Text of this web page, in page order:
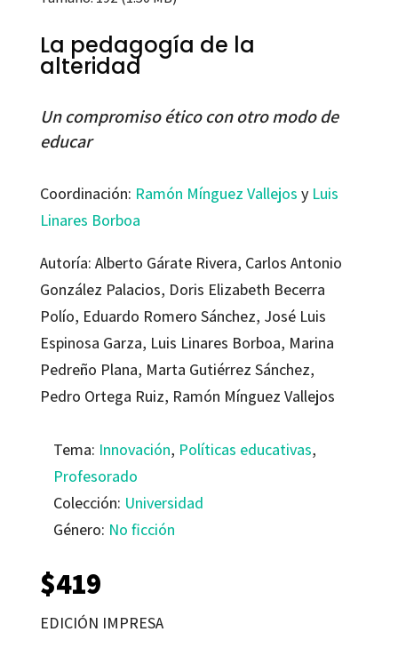
La pedagogía de la
alteridad
Un compromiso ético con otro modo de
educar
Coordinación: Ramón Mínguez Vallejos y Luis
Linares Borboa
Autoría: Alberto Gárate Rivera, Carlos Antonio
González Palacios, Doris Elizabeth Becerra
Polío, Eduardo Romero Sánchez, José Luis
Espinosa Garza, Luis Linares Borboa, Marina
Pedreño Plana, Marta Gutiérrez Sánchez,
Pedro Ortega Ruiz, Ramón Mínguez Vallejos
Tema: Innovación, Políticas educativas,
Profesorado
Colección: Universidad
Género: No ficción
$419
EDICIÓN IMPRESA